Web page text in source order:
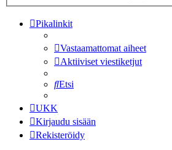
Pikalinkit
Vastaamattomat aiheet
Aktiiviset viestiketjut
Etsi
UKK
Kirjaudu sisään
Rekisteröidy